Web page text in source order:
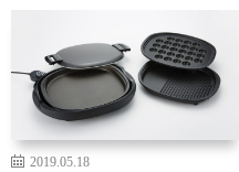
2019.05.18